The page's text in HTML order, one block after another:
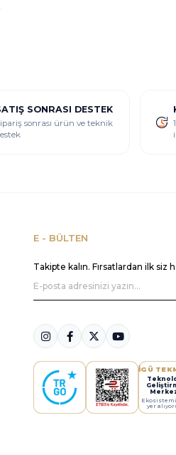
SONRASI DESTEK
sonrası ürün ve teknik
E - BÜLTEN
Takipte kalın. Fırsatlardan ilk siz
İGÜ
yer